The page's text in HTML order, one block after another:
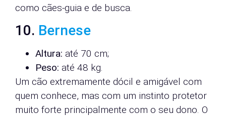
como cães-guia e de busca.
10. Bernese
Altura: até 70 cm;
Peso: até 48 kg.
Um cão extremamente dócil e amigável com
quem conhece, mas com um instinto protetor
muito forte principalmente com o seu dono. O